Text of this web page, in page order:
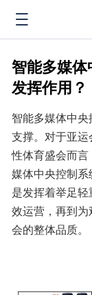
智能多媒
发挥作用？
智能多媒体中
支撑。对于亚
性体育盛会而
媒体中央控制系
是发挥着举足
效运营，再到
会的整体品质。